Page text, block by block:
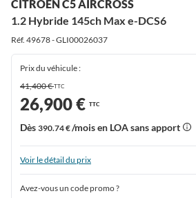
CITROEN C5 AIRCROSS
1.2 Hybride 145ch Max e-DCS6
Réf. 49678 - GLI00026037
Prix du véhicule :
41,400 €TTC
26,900 € TTC
Dès 390.74 €/mois en LOA sans apport
Voir le détail du prix
Avez-vous un code promo ?